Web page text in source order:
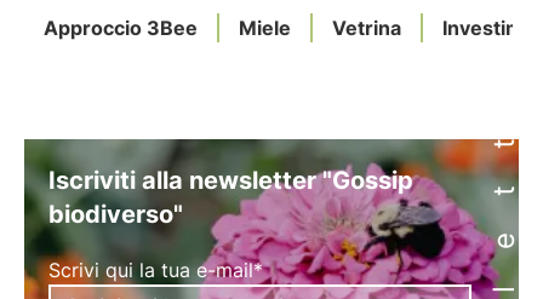
Approccio 3Bee Miele Vetrina
Iscriviti alla newsletter "Gossip
biodiverso"
Scrivi qui la tua e-mail*